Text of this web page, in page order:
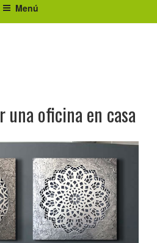
Menú
una oficina en casa